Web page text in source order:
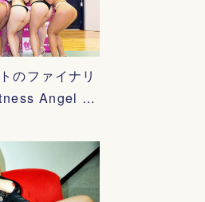
のファイナリ
Angel …